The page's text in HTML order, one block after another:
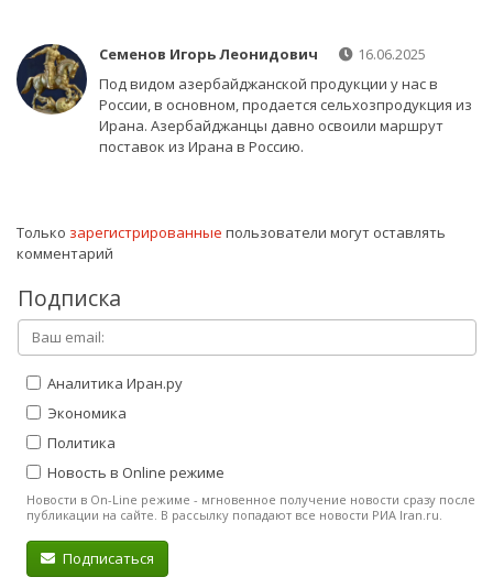
Семенов Игорь Леонидович
16.06.2025
Под видом азербайджанской продукции у нас в
России, в основном, продается сельхозпродукция из
Ирана. Азербайджанцы давно освоили маршрут
поставок из Ирана в Россию.
Только зарегистрированные пользователи могут оставлять
комментарий
Подписка
Аналитика Иран.ру
Экономика
Политика
Новость в Online режиме
Новости в On-Line режиме - мгновенное получение новости сразу после
публикации на сайте. В рассылку попадают все новости РИА Iran.ru.
Подписаться